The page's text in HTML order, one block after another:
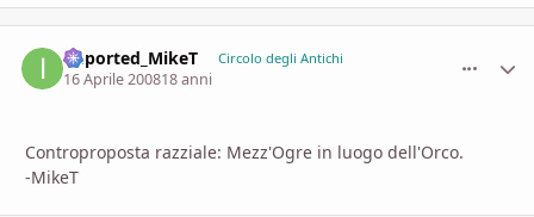
imported_MikeT Circolo degli Antichi
16 Aprile 200818 anni
Controproposta razziale: Mezz'Ogre in luogo dell'Orco.
-MikeT